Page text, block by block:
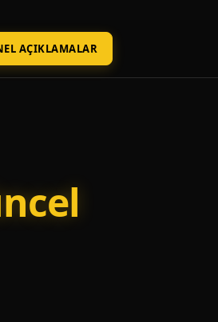
AÇIKLAMALAR